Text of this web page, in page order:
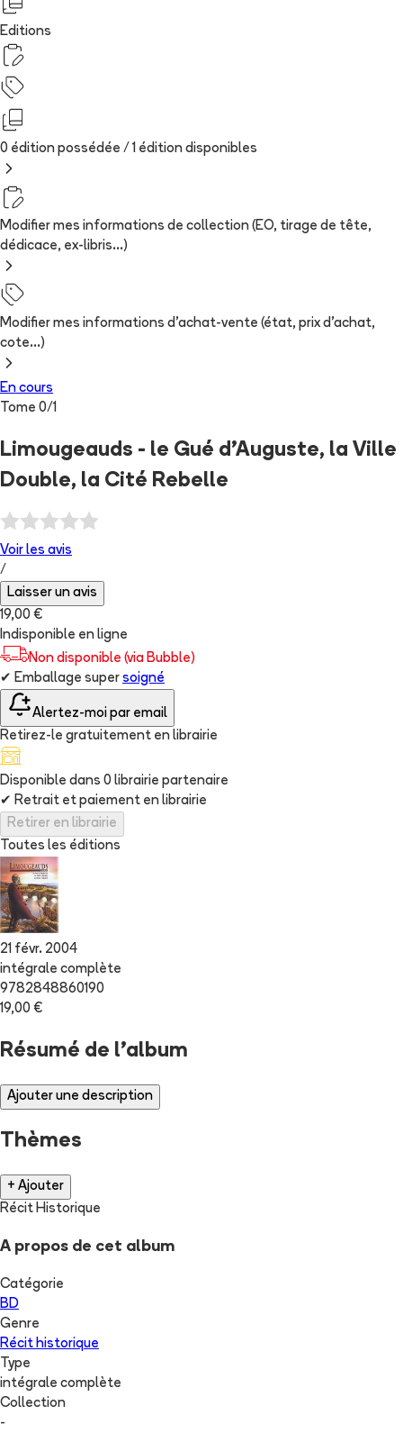
Editions
0 édition possédée / 1 édition disponibles
Modifier mes informations de collection (EO, tirage de tête,
dédicace, ex-libris...)
Modifier mes informations d'achat-vente (état, prix d'achat,
cote...)
En cours
Tome 0/1
Limougeauds - le Gué d'Auguste, la Ville
Double, la Cité Rebelle
Voir les avis
/
Laisser un avis
19,00 €
Indisponible en ligne
Non disponible (via Bubble)
✔ Emballage super soigné
Alertez-moi par email
Retirez-le gratuitement en librairie
Disponible dans 0 librairie partenaire
✔ Retrait et paiement en librairie
Retirer en librairie
Toutes les éditions
21 févr. 2004
intégrale complète
9782848860190
19,00 €
Résumé de l'album
Ajouter une description
Thèmes
+ Ajouter
Récit Historique
A propos de cet album
Catégorie
BD
Genre
Récit historique
Type
intégrale complète
Collection
-